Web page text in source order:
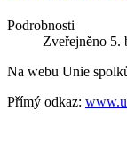
Podrobnosti
Zveřejněno 5.
Na webu Unie
Přímý odkaz: